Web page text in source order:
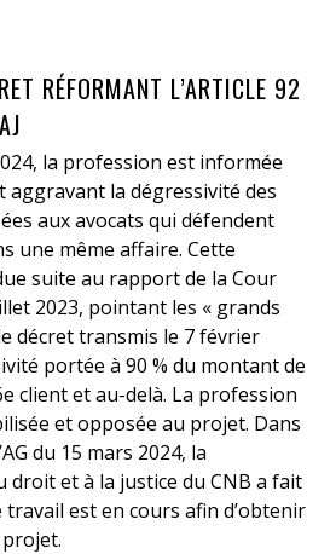
RÉFORMANT L’ARTICLE 92
la profession est informée
aggravant la dégressivité des
aux avocats qui défendent
une même affaire. Cette
suite au rapport de la Cour
2023, pointant les « grands
décret transmis le 7 février
portée à 90 % du montant de
client et au-delà. La profession
et opposée au projet. Dans
du 15 mars 2024, la
droit et à la justice du CNB a fait
est en cours afin d’obtenir